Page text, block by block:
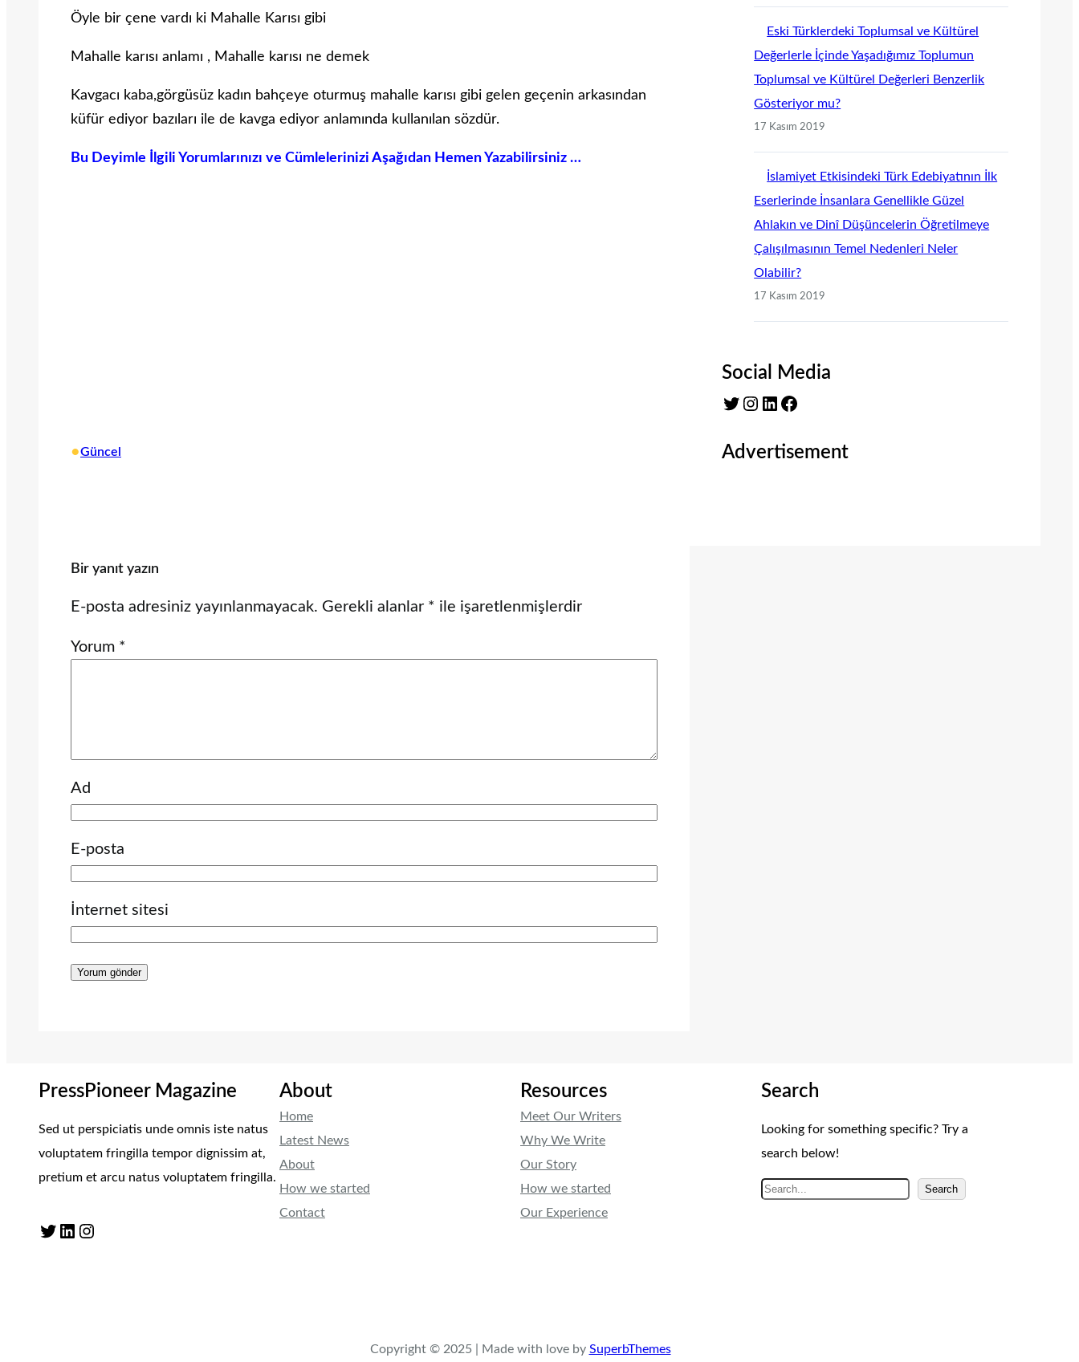
Öyle bir çene vardı ki Mahalle Karısı gibi
Mahalle karısı anlamı , Mahalle karısı ne demek
Kavgacı kaba,görgüsüz kadın bahçeye oturmuş mahalle karısı gibi gelen geçenin arkasından
küfür ediyor bazıları ile de kavga ediyor anlamında kullanılan sözdür.
Bu Deyimle İlgili Yorumlarınızı ve Cümlelerinizi Aşağıdan Hemen Yazabilirsiniz …
•Güncel
Bir yanıt yazın
E-posta adresiniz yayınlanmayacak. Gerekli alanlar * ile işaretlenmişlerdir
Yorum *
Ad
E-posta
İnternet sitesi
Eski Türklerdeki Toplumsal ve Kültürel
Değerlerle İçinde Yaşadığımız Toplumun
Toplumsal ve Kültürel Değerleri Benzerlik
Gösteriyor mu?
17 Kasım 2019
İslamiyet Etkisindeki Türk Edebiyatının İlk
Eserlerinde İnsanlara Genellikle Güzel
Ahlakın ve Dinî Düşüncelerin Öğretilmeye
Çalışılmasının Temel Nedenleri Neler
Olabilir?
17 Kasım 2019
Social Media
Twitter
Instagram LinkedIn Facebook
Advertisement
PressPioneer Magazine
Sed ut perspiciatis unde omnis iste natus
voluptatem fringilla tempor dignissim at,
pretium et arcu natus voluptatem fringilla.
Twitter LinkedIn Instagram
About
Home
Latest News
About
How we started
Contact
Resources
Meet Our Writers
Why We Write
Our Story
How we started
Our Experience
Search
Looking for something specific? Try a
search below!
A
Search
Copyright © 2025 | Made with love by SuperbThemes